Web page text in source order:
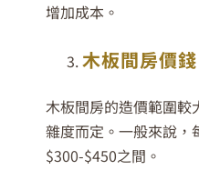
增加成本。
木板間房價錢
木板間房的造價範圍較
雜度而定。一般來說，
$300-$450之間。